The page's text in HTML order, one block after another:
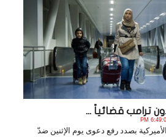
ترامب قضائياً ...
بصدد رفع دعوى يوم الإثنين ضدّ